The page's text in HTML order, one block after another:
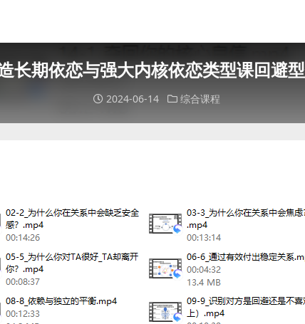
长期依恋与强大内核依恋类型课回避
2024-06-14 综合课程